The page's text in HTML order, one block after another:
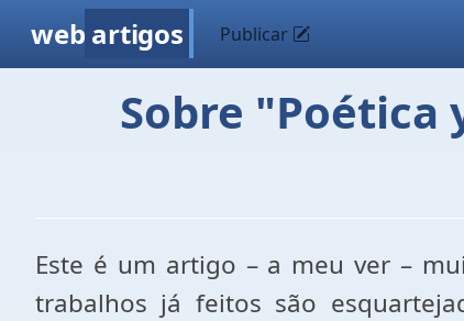
web artigos Publicar
Sobre "Poética
Este é um artigo – a meu ver –
trabalhos já feitos são